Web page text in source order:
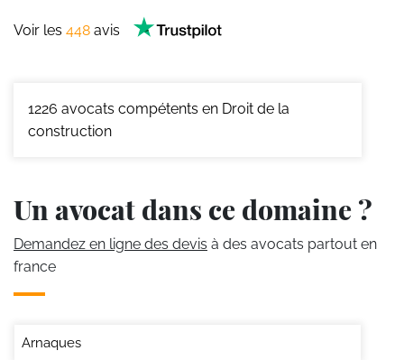
Voir les 448 avis
1226 avocats compétents en Droit de la
construction
Un avocat dans ce domaine ?
Demandez en ligne des devis à des avocats partout en
france
Arnaques